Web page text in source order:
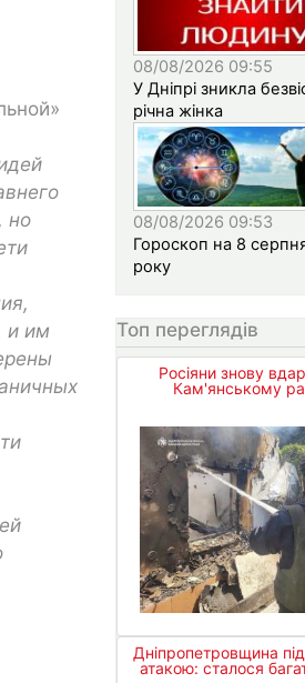
но
и им
08/08/2026 09:55
У Дніпрі зникла
річна жінка
08/08/2026 09:53
Гороскоп на 8
року
Топ переглядів
Росіяни знову
Кам'янському
Дніпропетровщина
атакою: сталося